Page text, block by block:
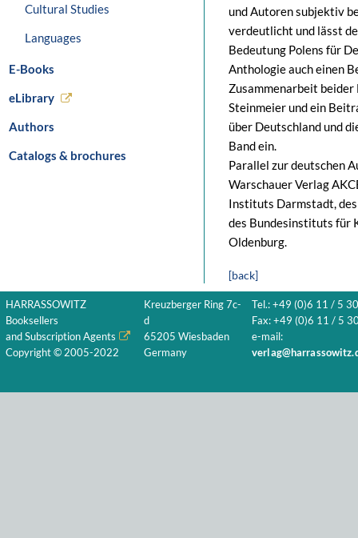
Cultural Studies
Languages
E-Books
eLibrary
Authors
Catalogs & brochures
und Autoren subjektiv
verdeutlicht und lässt
Bedeutung Polens für
Anthologie auch einen
Zusammenarbeit
Steinmeier und ein
über Deutschland und
Band ein.
Parallel zur deutschen
Warschauer Verlag
Instituts Darmstadt,
des Bundesinstituts für
Oldenburg.
[back]
HARRASSOWITZ
Booksellers
and Subscription Agents
Copyright © 2005-2022
Kreuzberger Ring 7c-
d
65205 Wiesbaden
Germany
Tel.: +49 (0)6 11 / 5
Fax: +49 (0)6 11 / 5
e-mail: